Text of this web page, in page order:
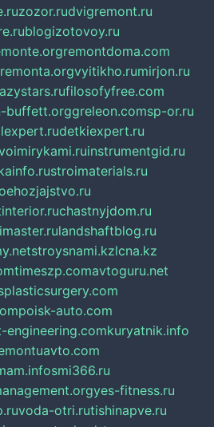
zozor.rudvigremont.ru
blogizotovoy.ru
remontdoma.com
vyitikho.rumirjon.ru
filosofyfree.com
buffett.orggreleon.comsp-or.ru
detkiexpert.ru
instrumentgid.ru
stroimaterials.ru
chastnyjdom.ru
landshaftblog.ru
stroysnami.kzlcna.kz
timeszp.comavtoguru.net
poisk-auto.com
engineering.comkuryatnik.info
smi366.ru
yes-fitness.ru
voda-otri.rutishinapve.ru